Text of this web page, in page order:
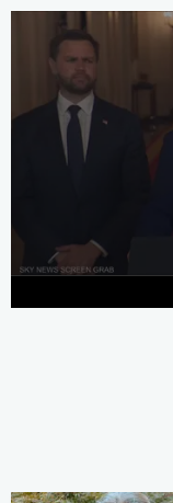
seconds
seconds